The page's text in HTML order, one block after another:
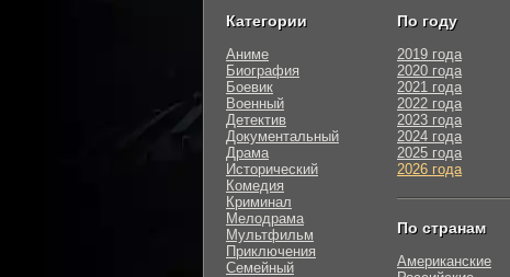
Категории
Аниме
Биография
Боевик
Военный
Детектив
Документальный
Драма
Исторический
Комедия
Криминал
Мелодрама
Мультфильм
Приключения
Семейный
По году
2019 года
2020 года
2021 года
2022 года
2023 года
2024 года
2025 года
2026 года
По странам
Американские